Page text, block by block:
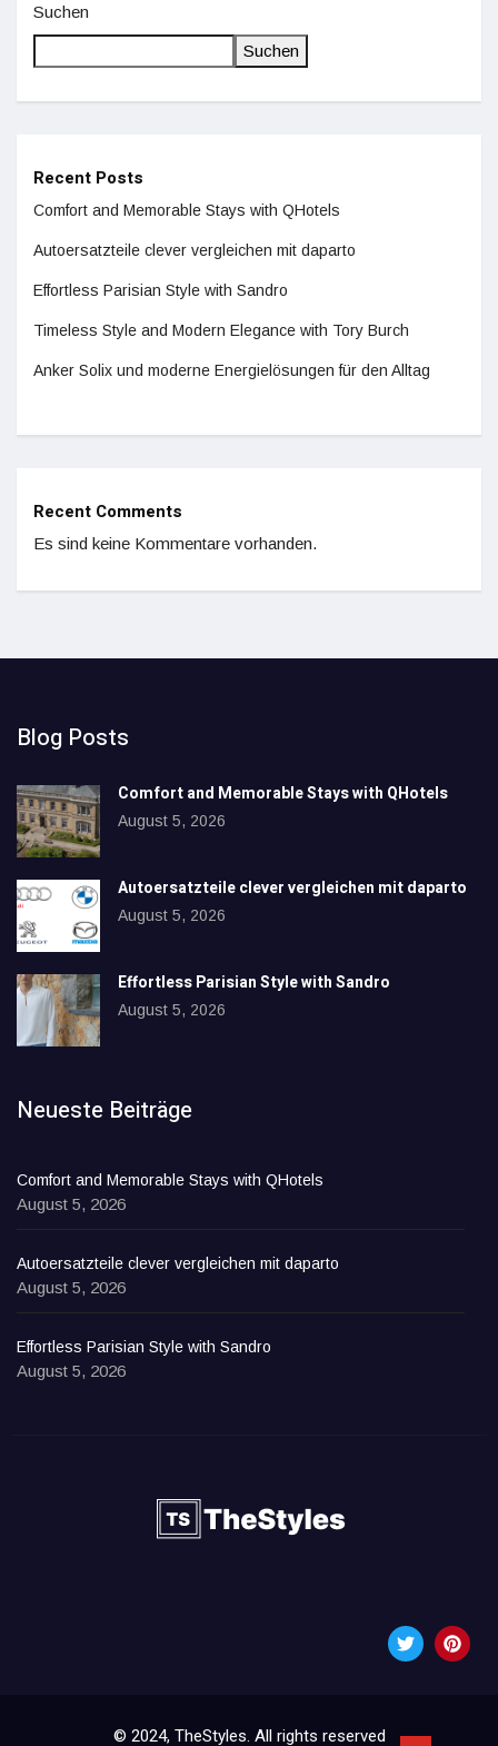
Suchen
Suchen
Recent Posts
Comfort and Memorable Stays with QHotels
Autoersatzteile clever vergleichen mit daparto
Effortless Parisian Style with Sandro
Timeless Style and Modern Elegance with Tory Burch
Anker Solix und moderne Energielösungen für den Alltag
Recent Comments
Es sind keine Kommentare vorhanden.
Blog Posts
Comfort and Memorable Stays with QHotels
August 5, 2026
Autoersatzteile clever vergleichen mit daparto
August 5, 2026
Effortless Parisian Style with Sandro
August 5, 2026
Neueste Beiträge
Comfort and Memorable Stays with QHotels
August 5, 2026
Autoersatzteile clever vergleichen mit daparto
August 5, 2026
Effortless Parisian Style with Sandro
August 5, 2026
© 2024, TheStyles. All rights reserved